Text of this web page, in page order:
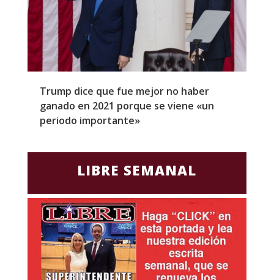
Trump dice que fue mejor no haber
ganado en 2021 porque se viene «un
periodo importante»
LIBRE SEMANAL